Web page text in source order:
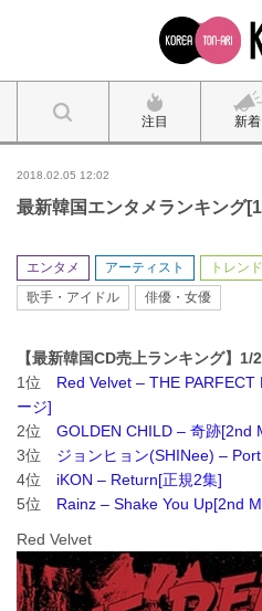
注目 新着
2018.02.05 12:02
最新韓国エンタメランキング
エンタメ アーティスト トレンド
歌手・アイドル
俳優・女優
【最新韓国CD売上ランキング】
1位 Red Velvet – THE
ージ]
2位 GOLDEN CHILD – 奇跡[2nd
3位 ジョンヒョン(SHINee) –
4位 iKON – Return[正規2集]
5位 Rainz – Shake You Up[2nd
Red Velvet